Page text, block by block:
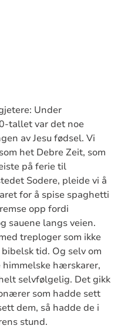
Under
tallet var det noe
av Jesu fødsel. Vi
het Debre Zeit, som
på ferie til
Sodere, pleide vi å
for å spise spaghetti
opp fordi
sauene langs veien.
treploger som ikke
tid. Og selv om
himmelske hærskarer,
selvfølgelig. Det gikk
som hadde sett
dem, så hadde de i
stund.